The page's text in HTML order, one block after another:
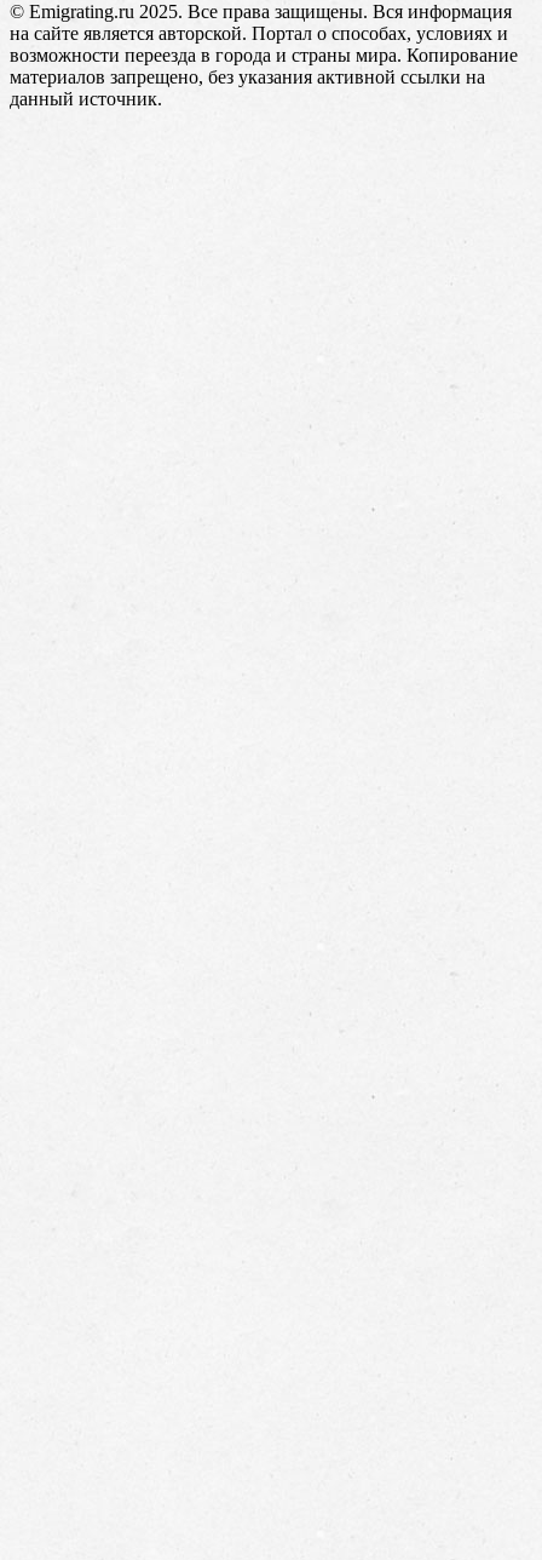
© Emigrating.ru 2025. Все права защищены. Вся информация
на сайте является авторской. Портал о способах, условиях и
возможности переезда в города и страны мира. Копирование
материалов запрещено, без указания активной ссылки на
данный источник.